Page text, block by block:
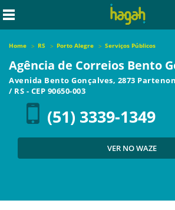
Home RS Porto Alegre Serviços Públicos
Agência de Correios Bento
Avenida Bento Gonçalves, 2873 Partenon
/ RS - CEP 90650-003
(51) 3339-1349
VER NO WAZE